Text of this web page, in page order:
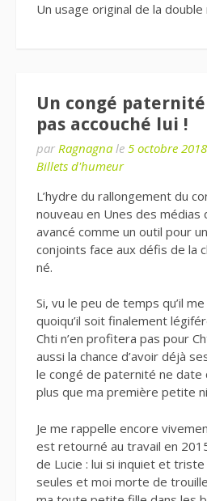
Un usage original de la
Un congé paternité
pas accouché lui !
par Ragnagna le 5 octobre 2018
Billets d'humeur
L’hydre du rallongement du
nouveau en Unes des
avancé comme un outil pour
conjoints face aux défis de la
né.
Si, vu le peu de temps qu’il
quoiqu’il soit finalement
Chti n’en profitera pas pour
aussi la chance d’avoir déjà
le congé de paternité ne date
plus que ma première petite
Je me rappelle encore
est retourné au travail en
de Lucie : lui si inquiet et
seules et moi morte de